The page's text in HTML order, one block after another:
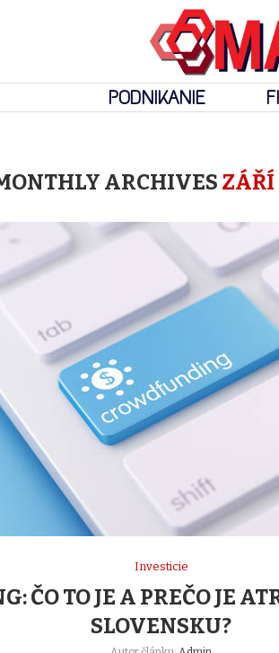
PODNIKANIE
ARCHIVES ZÁŘÍ
Investicie
ČO TO JE A PREČO JE
SLOVENSKU?